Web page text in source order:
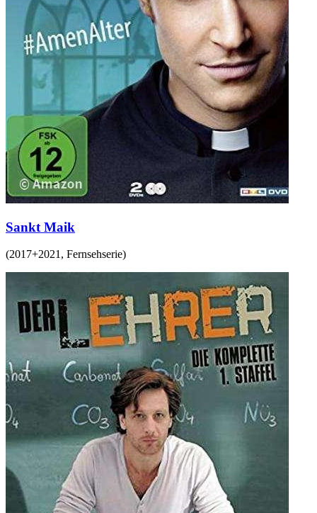
Sankt Maik
(2017+2021 , Fernsehserie)